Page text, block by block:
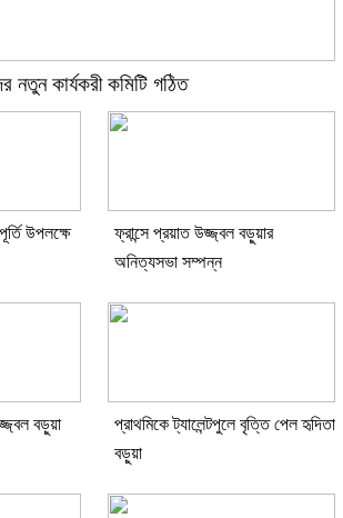
নতুন কার্যকরী কমিটি গঠিত
উপলক্ষে
ফ্রান্সে প্রয়াত উজ্জ্বল বড়ুয়ার
অনিত্যসভা সম্পন্ন
বড়ুয়া
প্রাথমিকে ট্যালেন্টপুলে বৃত্তি পেল হৃদিতা
বড়ুয়া